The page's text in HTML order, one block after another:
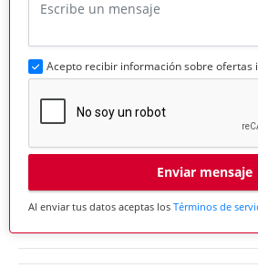
Acepto recibir información sobre ofertas
Enviar mensaje
Al enviar tus datos aceptas los Términos de